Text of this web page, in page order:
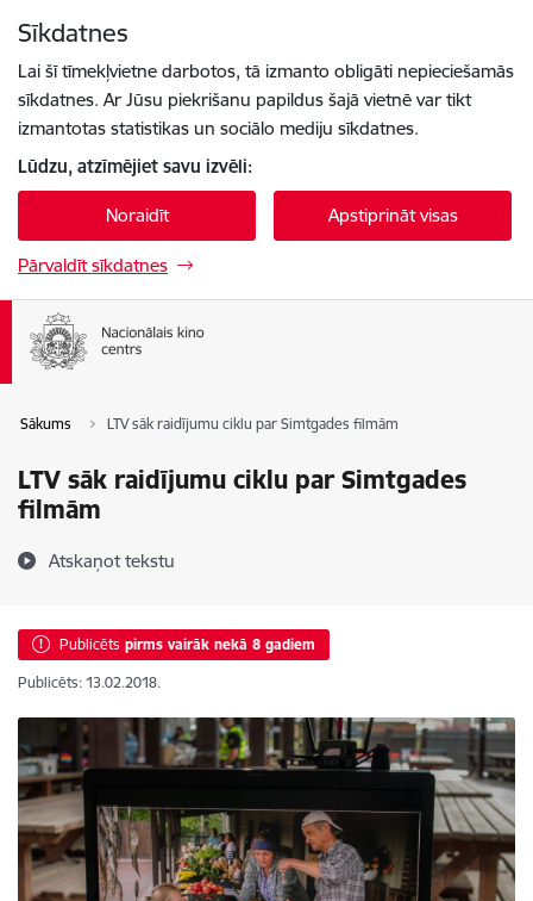
Sīkdatnes
Lai šī tīmekļvietne darbotos, tā izmanto obligāti nepieciešamās
sīkdatnes. Ar Jūsu piekrišanu papildus šajā vietnē var tikt
izmantotas statistikas un sociālo mediju sīkdatnes.
Lūdzu, atzīmējiet savu izvēli:
Noraidīt Apstiprināt visas
Pārvaldīt sīkdatnes
Sākums LTV sāk raidījumu ciklu par Simtgades filmām
LTV sāk raidījumu ciklu par Simtgades
filmām
Atskaņot tekstu
Publicēts pirms vairāk nekā 8 gadiem
Publicēts: 13.02.2018.